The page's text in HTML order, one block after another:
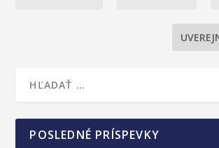
POSLEDNÉ PRÍSPEVKY